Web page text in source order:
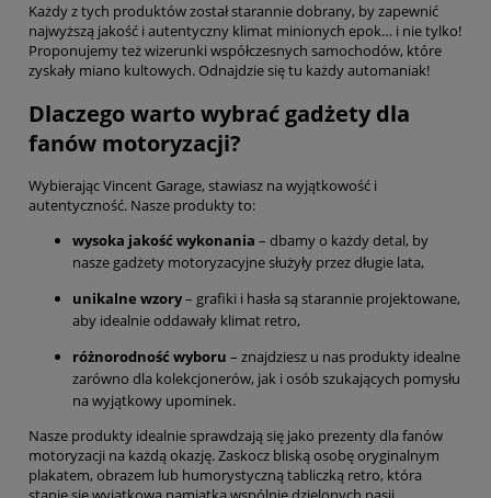
Każdy z tych produktów został starannie dobrany, by zapewnić
najwyższą jakość i autentyczny klimat minionych epok… i nie tylko!
Proponujemy też wizerunki współczesnych samochodów, które
zyskały miano kultowych. Odnajdzie się tu każdy automaniak!
Dlaczego warto wybrać gadżety dla
fanów motoryzacji?
Wybierając Vincent Garage, stawiasz na wyjątkowość i
autentyczność. Nasze produkty to:
wysoka jakość wykonania – dbamy o każdy detal, by
nasze gadżety motoryzacyjne służyły przez długie lata,
unikalne wzory– grafiki i hasła są starannie projektowane,
aby idealnie oddawały klimat retro,
różnorodność wyboru – znajdziesz u nas produkty idealne
zarówno dla kolekcjonerów, jak i osób szukających pomysłu
na wyjątkowy upominek.
Nasze produkty idealnie sprawdzają się jako prezenty dla fanów
motoryzacji na każdą okazję. Zaskocz bliską osobę oryginalnym
plakatem, obrazem lub humorystyczną tabliczką retro, która